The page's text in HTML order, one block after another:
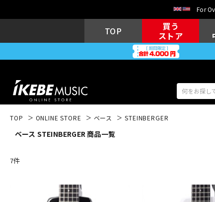
For
TOP
買う
ストア
エレキギター
キーボード 電子ピアノ
TOP ONLINE STORE ベース STEINBERGER
ベース STEINBERGER 商品一覧
7件